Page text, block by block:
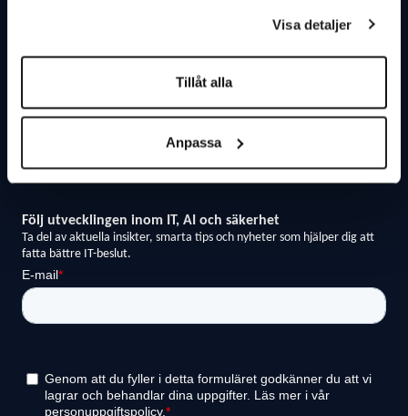
Visa detaljer
Tillåt alla
Anpassa
Vårt hållbarhetsarbete
Visselblåsaren
Driftsinformation
Ladda ner teamviewer